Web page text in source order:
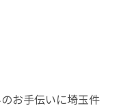
お手伝いに埼玉件